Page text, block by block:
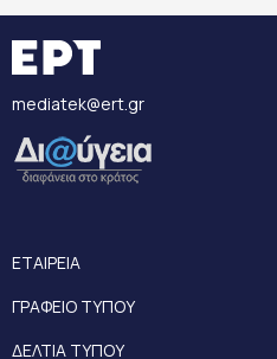
mediatek@ert.gr
ΕΤΑΙΡΕΙΑ
ΓΡΑΦΕΙΟ ΤΥΠΟΥ
ΔΕΛΤΙΑ ΤΥΠΟΥ